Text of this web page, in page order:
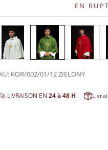
EN
KOR/002/01/12 ZIELONY
🚀 LIVRAISON EN24 à 48 H